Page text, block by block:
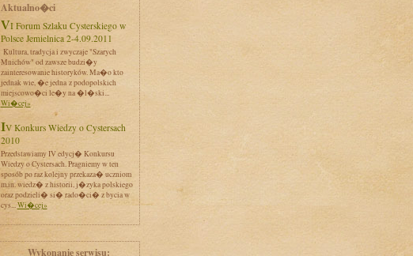
Aktualno�ci
VI Forum Szlaku Cysterskiego w
Polsce Jemielnica 2-4.09.2011
Kultura, tradycja i zwyczaje "Szarych
Mnichów" od zawsze budzi�y
zainteresowanie historyków. Ma�o kto
jednak wie, �e jedna z podopolskich
miejscowo�ci le�y na �l�ski...
Wi�cej»
IV Konkurs Wiedzy o Cystersach
2010
Przedstawiamy IV edycj� Konkursu
Wiedzy o Cystersach. Pragniemy w ten
sposób po raz kolejny przekaza� uczniom
m.in. wiedz� z historii, j�zyka polskiego
oraz podzieli� si� rado�ci� z bycia w
cys...Wi�cej»
Wykonanie serwisu: